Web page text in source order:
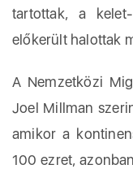
tartottak, a
előkerült halottak
A Nemzetközi
Joel Millman
amikor a
100 ezret,